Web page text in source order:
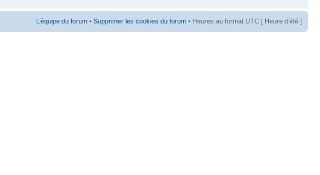
L’équipe du forum • Supprimer les cookies du forum • Heures au format UTC [ Heure d’été ]